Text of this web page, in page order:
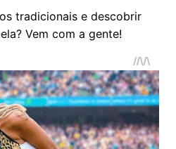
tradicionais e descobrir
Vem com a gente!